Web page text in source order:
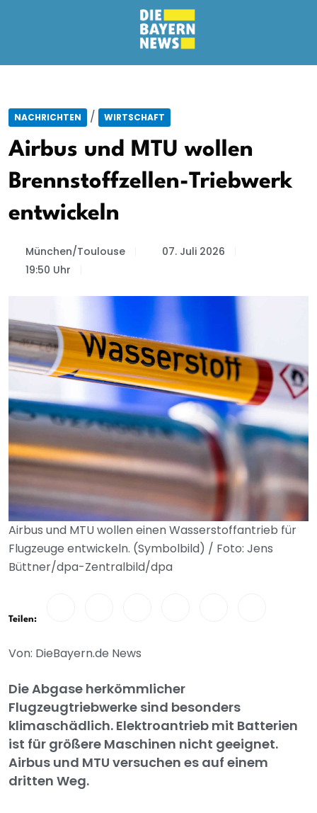
NACHRICHTEN / WIRTSCHAFT
Airbus und MTU wollen
Brennstoffzellen-Triebwerk
entwickeln
München/Toulouse
07. Juli 2026
19:50 Uhr
Airbus und MTU wollen einen Wasserstoffantrieb für
Flugzeuge entwickeln. (Symbolbild) / Foto: Jens
Büttner/dpa-Zentralbild/dpa
Teilen:
Von: DieBayern.de News
Die Abgase herkömmlicher
Flugzeugtriebwerke sind besonders
klimaschädlich. Elektroantrieb mit Batterien
ist für größere Maschinen nicht geeignet.
Airbus und MTU versuchen es auf einem
dritten Weg.